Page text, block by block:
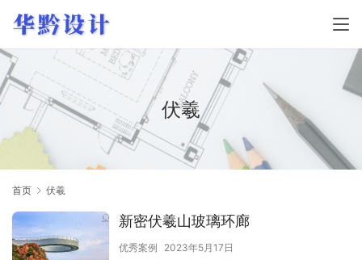
伏羲
首页 伏羲
新密伏羲山玻璃环廊
优秀案例 2023年5月17日